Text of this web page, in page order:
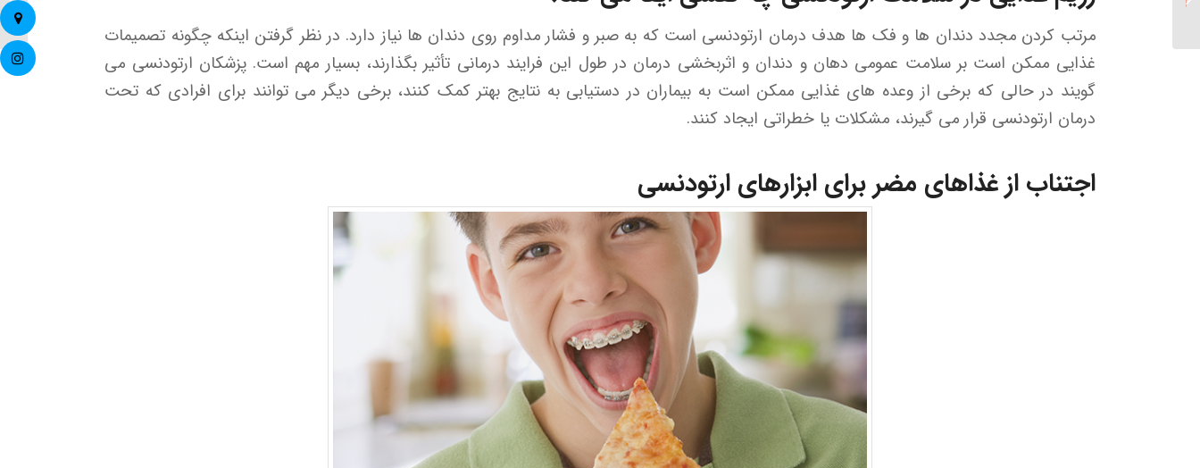
مرتب کردن مجدد دندان ها و فک ها هدف درمان ارتودنسی است که به صبر و فشار مداوم روی دندان ها نیاز دارد. در نظر گرفتن اینکه چگونه تصمیمات
غذایی ممکن است بر سلامت عمومی دهان و دندان و اثربخشی درمان در طول این فرایند درمانی تأثیر بگذارند، بسیار مهم است. پزشکان ارتودنسی می
گویند در حالی که برخی از وعده های غذایی ممکن است به بیماران در دستیابی به نتایج بهتر کمک کنند، برخی دیگر می توانند برای افرادی که تحت
درمان ارتودنسی قرار می گیرند، مشکلات یا خطراتی ایجاد کنند.
اجتناب از غذاهای مضر برای ابزارهای ارتودنسی